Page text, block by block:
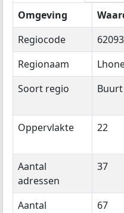
Omgeving
Regiocode
Regionaam
Soort regio
Buurt
Oppervlakte 22
Aantal
adressen
37
Aantal 67